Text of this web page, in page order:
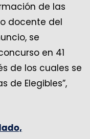
de las
docente del
se
en 41
de los cuales se
de Elegibles”,